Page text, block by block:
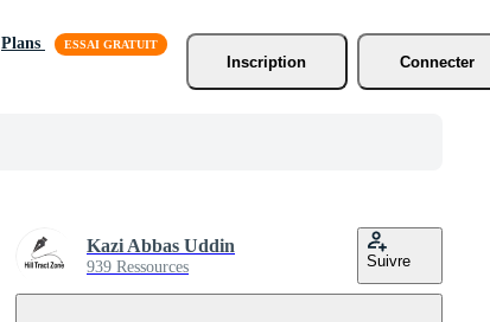
Plans
Inscription
Connecter
Kazi Abbas Uddin
939 Ressources Suivre